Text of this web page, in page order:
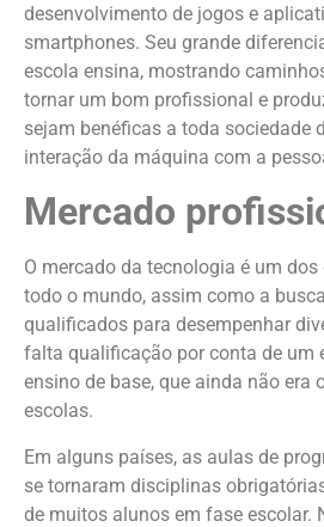
desenvolvimento de jogos e
smartphones. Seu grande
escola ensina, mostrando
tornar um bom profissional e
sejam benéficas a toda sociedade
interação da máquina com a
Mercado
O mercado da tecnologia é um
todo o mundo, assim como a
qualificados para desempenhar
falta qualificação por conta de um
ensino de base, que ainda não era
escolas.
Em alguns países, as aulas de
se tornaram disciplinas
de muitos alunos em fase escolar.